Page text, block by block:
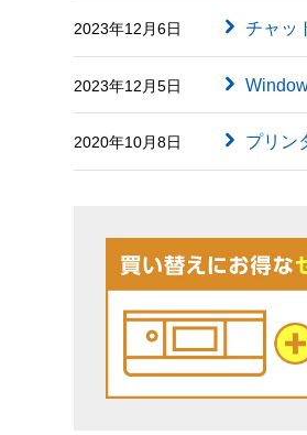
2023年12月6日 チャッ
2023年12月5日
2020年10月8日 プリン